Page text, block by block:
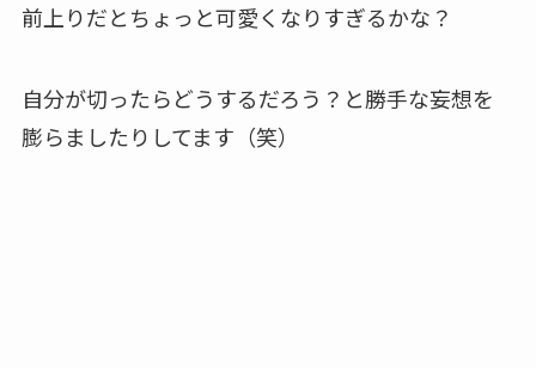
前上りだとちょっと可愛くなりすぎるかな？
自分が切ったらどうするだろう？と勝手な妄想を
膨らましたりしてます（笑）